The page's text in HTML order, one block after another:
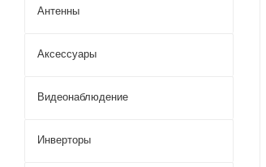
Антенны
Аксессуары
Видеонаблюдение
Инверторы